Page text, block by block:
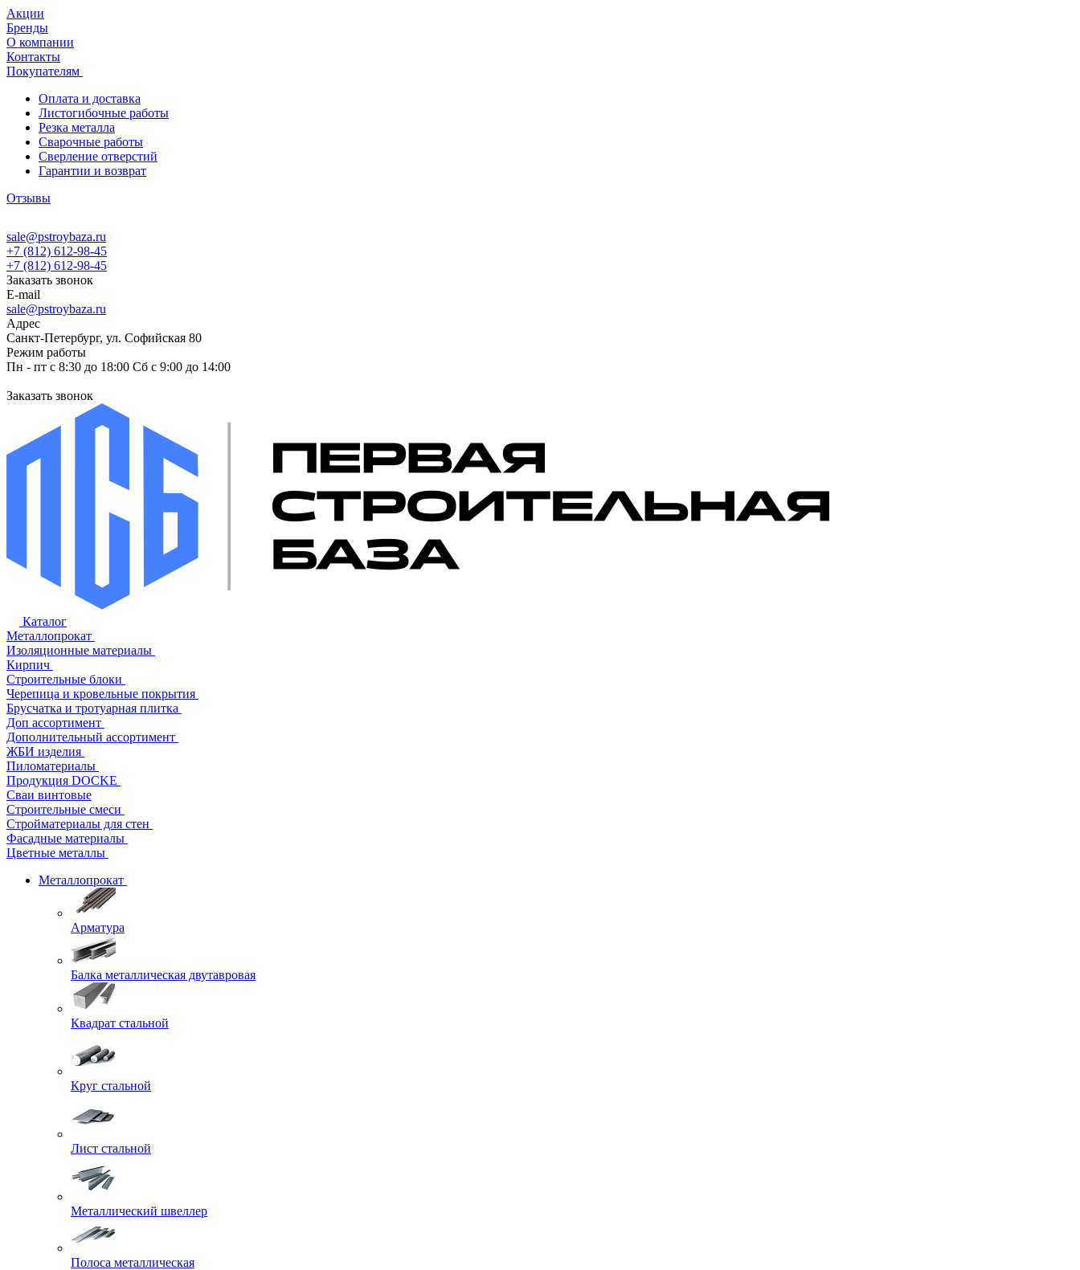
Акции
Бренды
О компании
Контакты
Покупателям
Оплата и доставка
Листогибочные работы
Резка металла
Сварочные работы
Сверление отверстий
Гарантии и возврат
Отзывы
sale@pstroybaza.ru
+7 (812) 612-98-45
+7 (812) 612-98-45
Заказать звонок
E-mail
sale@pstroybaza.ru
Адрес
Санкт-Петербург, ул. Софийская 80
Режим работы
Пн - пт с 8:30 до 18:00 Сб с 9:00 до 14:00
Заказать звонок
Каталог
Металлопрокат
Изоляционные материалы
Кирпич
Строительные блоки
Черепица и кровельные покрытия
Брусчатка и тротуарная плитка
Доп ассортимент
Дополнительный ассортимент
ЖБИ изделия
Пиломатериалы
Продукция DOCKE
Сваи винтовые
Строительные смеси
Стройматериалы для стен
Фасадные материалы
Цветные металлы
Металлопрокат
Арматура
Балка металлическая двутавровая
Квадрат стальной
Круг стальной
Лист стальной
Металлический швеллер
Полоса металлическая